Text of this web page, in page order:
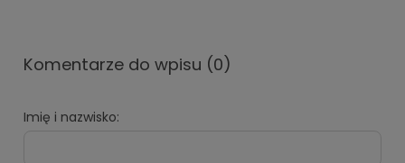
Komentarze do wpisu (0)
Imię i nazwisko: